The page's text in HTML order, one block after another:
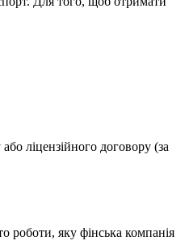
ліцензійного договору (за
роботи, яку фінська компанія